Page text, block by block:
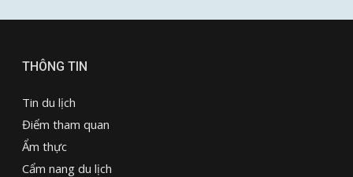
THÔNG TIN
Tin du lịch
Điểm tham quan
Ẩm thực
Cẩm nang du lịch